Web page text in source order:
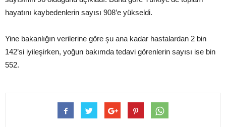
hayatını kaybedenlerin sayısı 908’e yükseldi.
Yine bakanlığın verilerine göre şu ana kadar hastalardan 2 bin
142’si iyileşirken, yoğun bakımda tedavi görenlerin sayısı ise bin
552.